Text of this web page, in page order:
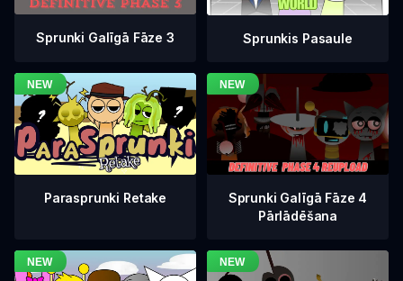
Sprunki Galīgā Fāze 3 Sprunkis Pasaule
Parasprunki Retake
Sprunki Galīgā Fāze 4
Pārlādēšana